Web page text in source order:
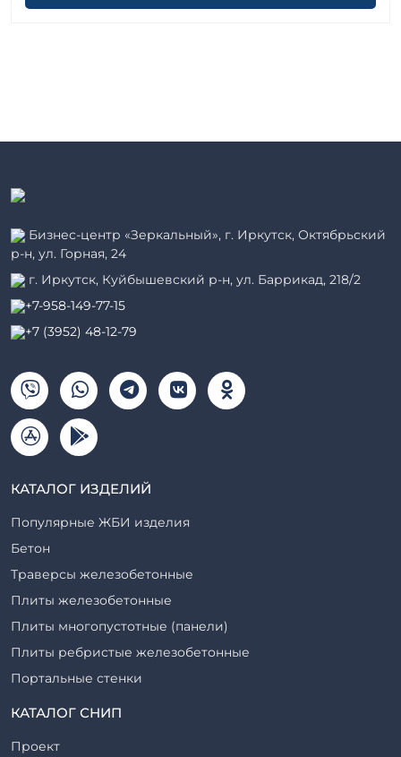
Бизнес-центр «Зеркальный», г. Иркутск, Октябрьский
р-н, ул. Горная, 24
г. Иркутск, Куйбышевский р-н, ул. Баррикад, 218/2
+7-958-149-77-15
+7 (3952) 48-12-79
КАТАЛОГ ИЗДЕЛИЙ
Популярные ЖБИ изделия
Бетон
Траверсы железобетонные
Плиты железобетонные
Плиты многопустотные (панели)
Плиты ребристые железобетонные
Портальные стенки
Прогоны железобетонные
КАТАЛОГ СНИП
Проект